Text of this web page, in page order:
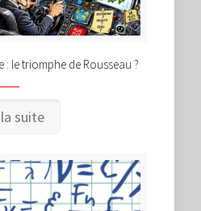
le triomphe de Rousseau ?
suite